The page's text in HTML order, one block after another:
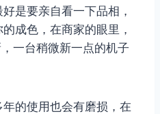
是要亲自看一下品相，
成色，在商家的眼里，
一台稍微新一点的机子
的使用也会有磨损，在